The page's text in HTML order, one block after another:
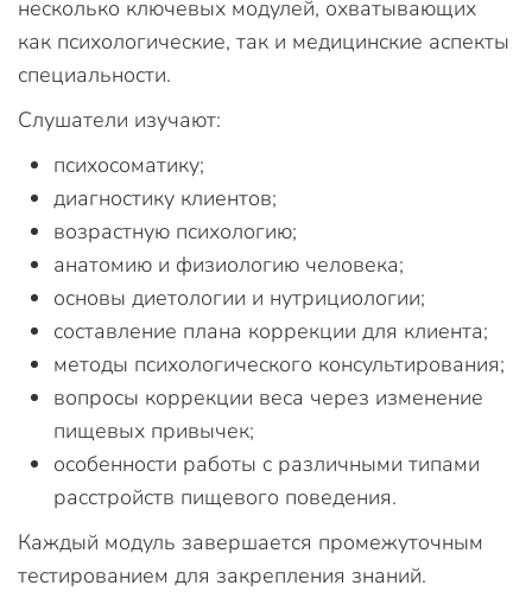
несколько ключевых модулей, охватывающих
как психологические, так и медицинские аспекты
специальности.
Слушатели изучают:
психосоматику;
диагностику клиентов;
возрастную психологию;
анатомию и физиологию человека;
основы диетологии и нутрициологии;
составление плана коррекции для клиента;
методы психологического консультирования;
вопросы коррекции веса через изменение
пищевых привычек;
особенности работы с различными типами
расстройств пищевого поведения.
Каждый модуль завершается промежуточным
тестированием для закрепления знаний.